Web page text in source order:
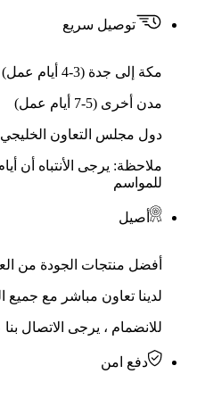
توصيل سريع
مكة إلى جدة (3-4 أيام عمل)
مدن أخرى (5-7 أيام عمل)
دول مجلس التعاون الخليجي (8-10 أيام
ملاحظة: يرجى الأنتباه أن
للمواسم
أصيل
أفضل منتجات الجودة من
لدينا تعاون مباشر مع جميع
للانضمام ، يرجى الاتصال
دفع امن